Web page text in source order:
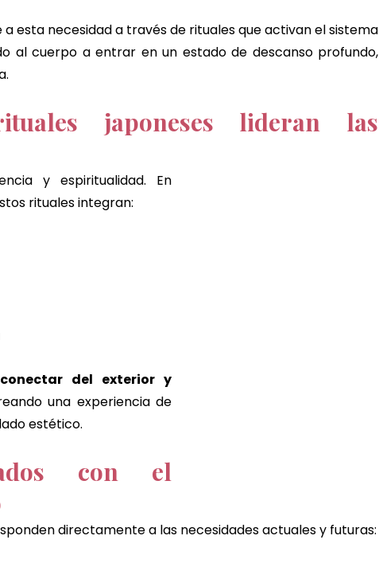
a esta necesidad a través de rituales que activan el sistema
al cuerpo a entrar en un estado de descanso profundo,
japoneses lideran las
rituales integran:
del exterior y
una experiencia de
estético.
con el
directamente a las necesidades actuales y futuras: